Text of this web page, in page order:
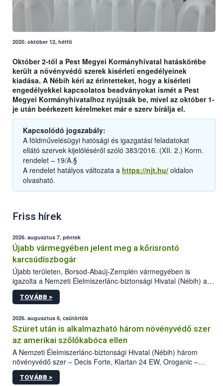
2020. október 12, hétfő
Október 2-től a Pest Megyei Kormányhivatal hatáskörébe
került a növényvédő szerek kísérleti engedélyeinek
kiadása. A Nébih kéri az érintetteket, hogy a kísérleti
engedélyekkel kapcsolatos beadványokat ismét a Pest
Megyei Kormányhivatalhoz nyújtsák be, mivel az október 1-
je után beérkezett kérelmeket már e szerv bírálja el.
Kapcsolódó jogszabály:
A földművelésügyi hatósági és igazgatási feladatokat
ellátó szervek kijelöléséről szóló 383/2016. (XII. 2.) Korm.
rendelet – 19/A.§
A rendelet hatályos változata a https://njt.hu/ oldalon
olvasható.
Friss hírek
2026. augusztus 7, péntek
Újabb vármegyében jelent meg a kőrisrontó
karcsúdíszbogár
Újabb területen, Borsod-Abaúj-Zemplén vármegyében is
igazolta a Nemzeti Élelmiszerlánc-biztonsági Hivatal (Nébih) a
kőrisrontó karcsúdíszbogár (Agrilus planipennis) jelenlétét. A
kártevőt nem csak színcsapdában találták meg, de már fertőzött
az intenzív felderítést, emellett az intézkedéseket a szlovák
hatósággal is összehangolják a terjedés megállítása érdekében.
TOVÁBB >
2026. augusztus 6, csütörtök
Szüret után is alkalmazható három növényvédő szer
az amerikai szőlőkabóca ellen
A Nemzeti Élelmiszerlánc-biztonsági Hivatal (Nébih) három
növényvédő szer – Decis Forte, Klartan 24 EW, Oroganic –
engedélyokiratát módosította, így azok a szüretet követően,
egészen a vesszőérettség (BBCH 91) stádiumáig
TOVÁBB >